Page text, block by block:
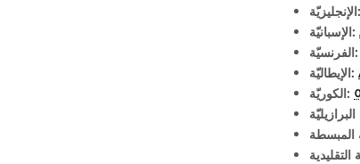
الإنجليزيّة:
الإسبانيّة:
الفرنسيّة:
الإيطاليّة:
الكوريّة: